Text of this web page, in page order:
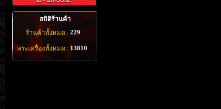
สถิติร้านค้า
ร้านค้าทั้งหมด : 229
พระเครื่องทั้งหมด : 13810